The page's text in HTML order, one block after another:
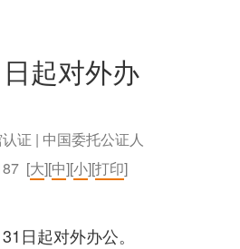
起对外办
证 | 中国委托公证人
[大][中][小][打印]
日起对外办公。